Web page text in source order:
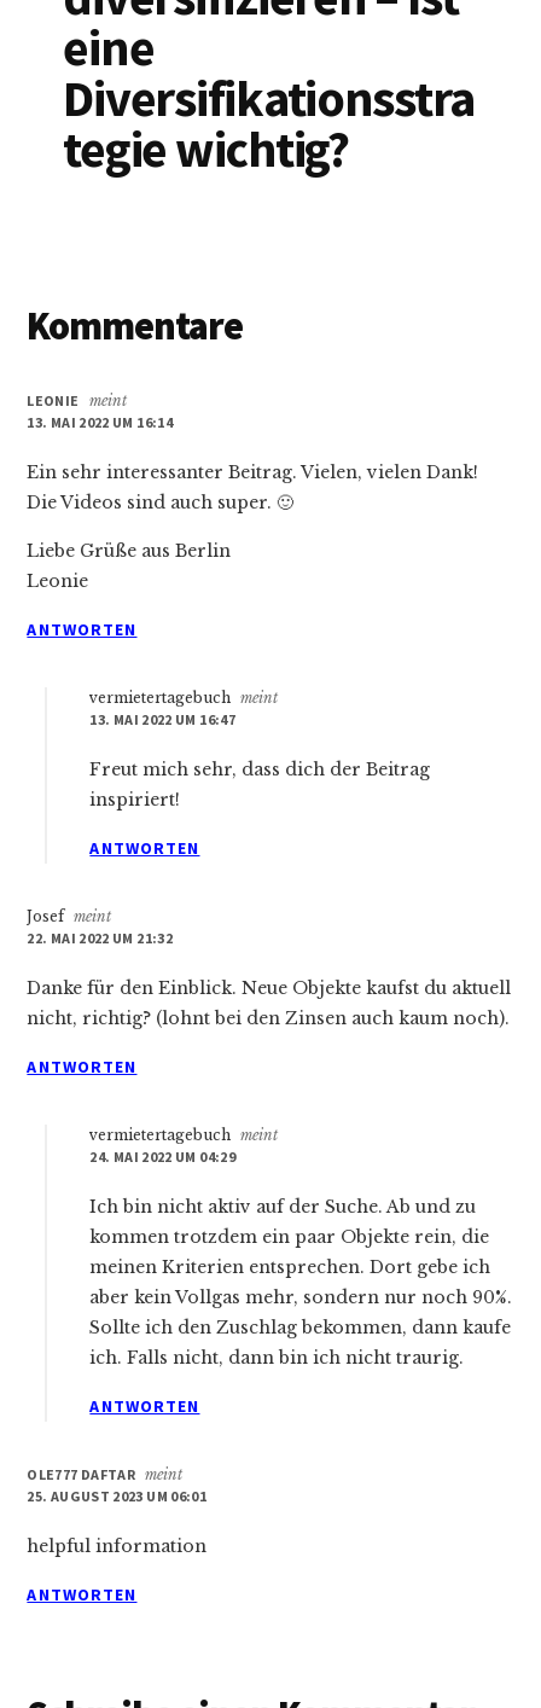
eine
Diversifikationsstra
tegie wichtig?
Leser-
Kommentare
LEONIE
meint
13. MAI 2022 UM 16:14
Ein sehr interessanter Beitrag. Vielen, vielen Dank!
Die Videos sind auch super. 🙂
Liebe Grüße aus Berlin
Leonie
ANTWORTEN
vermietertagebuch meint
13. MAI 2022 UM 16:47
Freut mich sehr, dass dich der Beitrag
inspiriert!
ANTWORTEN
Josef meint
22. MAI 2022 UM 21:32
Danke für den Einblick. Neue Objekte kaufst du aktuell
nicht, richtig? (lohnt bei den Zinsen auch kaum noch).
ANTWORTEN
vermietertagebuch meint
24. MAI 2022 UM 04:29
Ich bin nicht aktiv auf der Suche. Ab und zu
kommen trotzdem ein paar Objekte rein, die
meinen Kriterien entsprechen. Dort gebe ich
aber kein Vollgas mehr, sondern nur noch 90%.
Sollte ich den Zuschlag bekommen, dann kaufe
ich. Falls nicht, dann bin ich nicht traurig.
ANTWORTEN
OLE777 DAFTAR meint
25. AUGUST 2023 UM 06:01
helpful information
ANTWORTEN